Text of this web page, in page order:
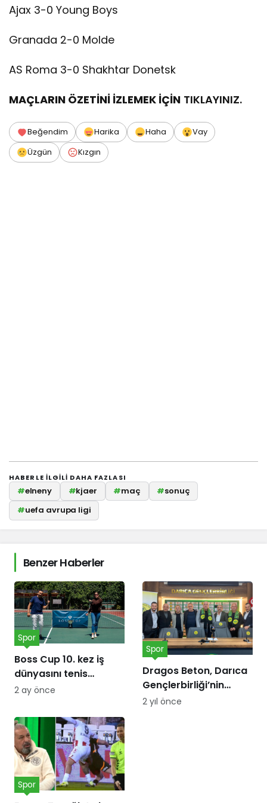
Ajax 3-0 Young Boys
Granada 2-0 Molde
AS Roma 3-0 Shakhtar Donetsk
MAÇLARIN ÖZETİNİ İZLEMEK İÇİN TIKLAYINIZ.
Beğendim Harika Haha
Vay
Üzgün
Kızgın
HABERLE ILGILI DAHA FAZLASI
#elneny #kjaer #maç #sonuç
#uefa avrupa ligi
Benzer Haberler
Boss Cup 10. kez iş
dünyasını tenis
kortunda
Spor
2 ay önce
Dragos Beton, Darıca
Gençlerbirliği’nin
forma göğüs
Spor
2 yıl önce
Spor